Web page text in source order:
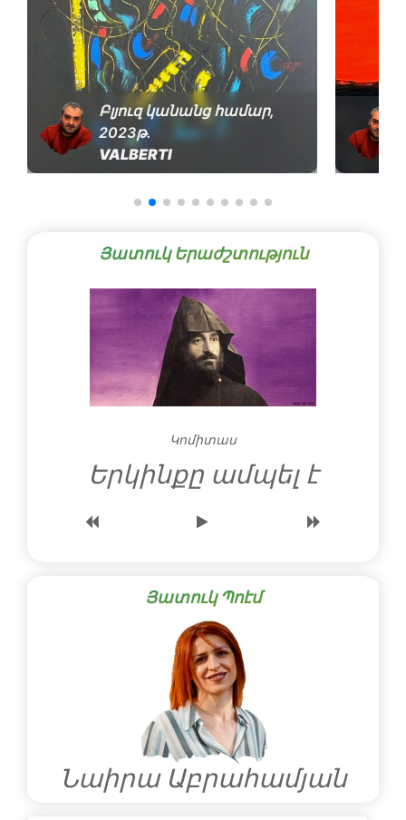
Բլյուզ կանանց համար,
2023թ․
VALBERTI
Յատուկ Երաժշտություն
Կոմիտաս
Երկինքը ամպել է
Յատուկ Պոէմ
Նաիրա Աբրահամյան